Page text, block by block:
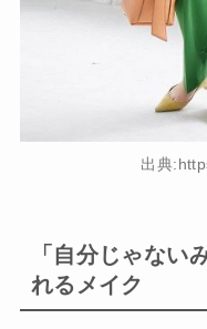
出典
「自分じゃな
れるメイク